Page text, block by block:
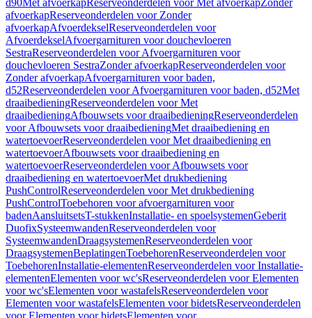
d90Met afvoerkapReserveonderdelen voor Met afvoerkapZonder
afvoerkapReserveonderdelen voor Zonder
afvoerkapAfvoerdekselReserveonderdelen voor
AfvoerdekselAfvoergarnituren voor douchevloeren
SestraReserveonderdelen voor Afvoergarnituren voor
douchevloeren SestraZonder afvoerkapReserveonderdelen voor
Zonder afvoerkapAfvoergarnituren voor baden,
d52Reserveonderdelen voor Afvoergarnituren voor baden, d52Met
draaibedieningReserveonderdelen voor Met
draaibedieningAfbouwsets voor draaibedieningReserveonderdelen
voor Afbouwsets voor draaibedieningMet draaibediening en
watertoevoerReserveonderdelen voor Met draaibediening en
watertoevoerAfbouwsets voor draaibediening en
watertoevoerReserveonderdelen voor Afbouwsets voor
draaibediening en watertoevoerMet drukbediening
PushControlReserveonderdelen voor Met drukbediening
PushControlToebehoren voor afvoergarnituren voor
badenAansluitsetsT-stukkenInstallatie- en spoelsystemenGeberit
DuofixSysteemwandenReserveonderdelen voor
SysteemwandenDraagsystemenReserveonderdelen voor
DraagsystemenBeplatingenToebehorenReserveonderdelen voor
ToebehorenInstallatie-elementenReserveonderdelen voor Installatie-
elementenElementen voor wc'sReserveonderdelen voor Elementen
voor wc'sElementen voor wastafelsReserveonderdelen voor
Elementen voor wastafelsElementen voor bidetsReserveonderdelen
voor Elementen voor bidetsElementen voor